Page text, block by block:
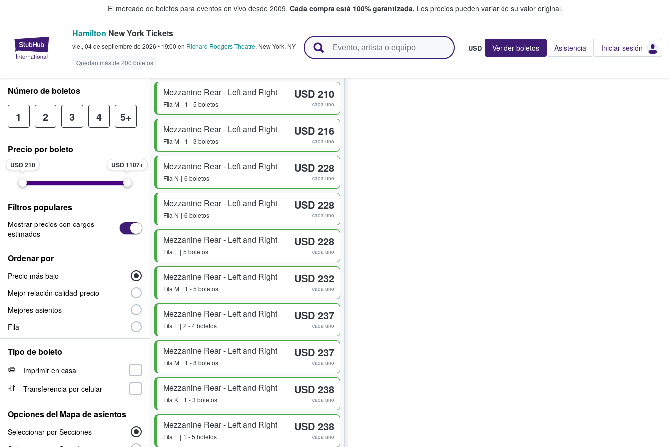
El mercado de boletos para eventos en vivo desde 2009. Cada compra está 100% garantizada. Los precios pueden variar de su valor original.
StubHub: donde los fans compran y venden boletos
Hamilton New York Tickets
vie., 04 de septiembre de 2026 • 19:00 en Richard Rodgers Theatre, New York, NY
Quedan más de 200 boletos
USD Vender boletos Asistencia Iniciar sesión
Mezzanine Rear - Left and Right
Fila M 1 - 5 boletos
USD 210
cada uno
Mezzanine Rear - Left and Right
Fila M 1 - 3 boletos
USD 216
cada uno
Mezzanine Rear - Left and Right
Fila N 6 boletos
USD 228
cada uno
Mezzanine Rear - Left and Right
Fila N 6 boletos
USD 228
cada uno
Mezzanine Rear - Left and Right
Fila L 5 boletos
USD 228
cada uno
Mezzanine Rear - Left and Right
Fila M 1 - 5 boletos
USD 232
cada uno
Mezzanine Rear - Left and Right
Fila L 2 - 4 boletos
USD 237
cada uno
Mezzanine Rear - Left and Right
Fila M 1 - 8 boletos
USD 237
cada uno
Mezzanine Rear - Left and Right
Fila K 1 - 3 boletos
USD 238
cada uno
Mezzanine Rear - Left and Right
Fila L 1 - 5 boletos
USD 238
cada uno
Número de boletos
1 2 3 4 5+
Precio por boleto
USD 210 USD 1107
Filtros populares
Mostrar precios con cargos
estimados
Ordenar por
Precio más bajo
Mejor relación calidad-precio
Mejores asientos
Fila
Tipo de boleto
Imprimir en casa
Transferencia por celular
Opciones del Mapa de asientos
Seleccionar por Secciones